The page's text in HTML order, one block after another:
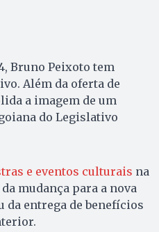
Bruno Peixoto tem
Além da oferta de
a imagem de um
do Legislativo
e eventos culturais na
mudança para a nova
da entrega de benefícios